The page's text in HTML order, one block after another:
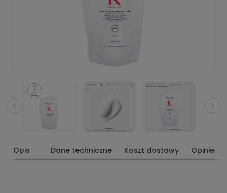
Opis Dane techniczne Koszt dostawy Opinie